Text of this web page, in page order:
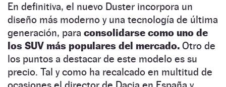
En definitiva, el nuevo Duster incorpora un
diseño más moderno y una tecnología de última
generación, para consolidarse como uno de
los SUV más populares del mercado. Otro de
los puntos a destacar de este modelo es su
precio. Tal y como ha recalcado en multitud de